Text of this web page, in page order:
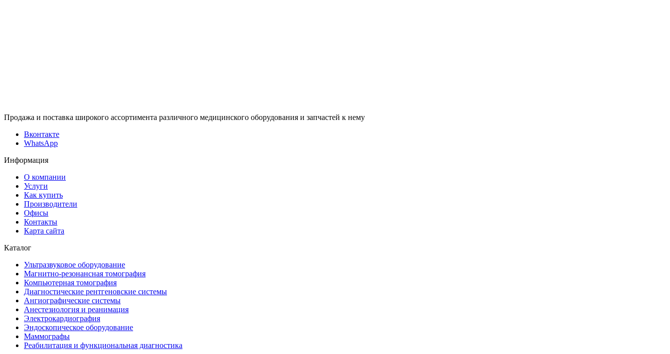
Продажа и поставка широкого ассортимента различного медицинского оборудования и запчастей к нему
Вконтакте
WhatsApp
Информация
О компании
Услуги
Как купить
Производители
Офисы
Контакты
Карта сайта
Каталог
Ультразвуковое оборудование
Магнитно-резонансная томография
Компьютерная томография
Диагностические рентгеновские системы
Ангиографические системы
Анестезиология и реанимация
Электрокардиография
Эндоскопическое оборудование
Маммографы
Реабилитация и функциональная диагностика